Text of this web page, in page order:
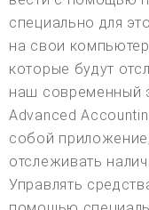
специально для
на свои
которые будут
наш современный
Advanced
собой
отслеживать
Управлять